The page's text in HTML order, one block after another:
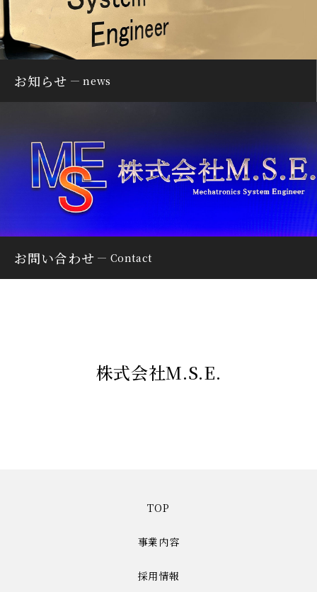
お知らせ news
お問い合わせ Contact
株式会社M.S.E.
TOP
事業内容
採用情報